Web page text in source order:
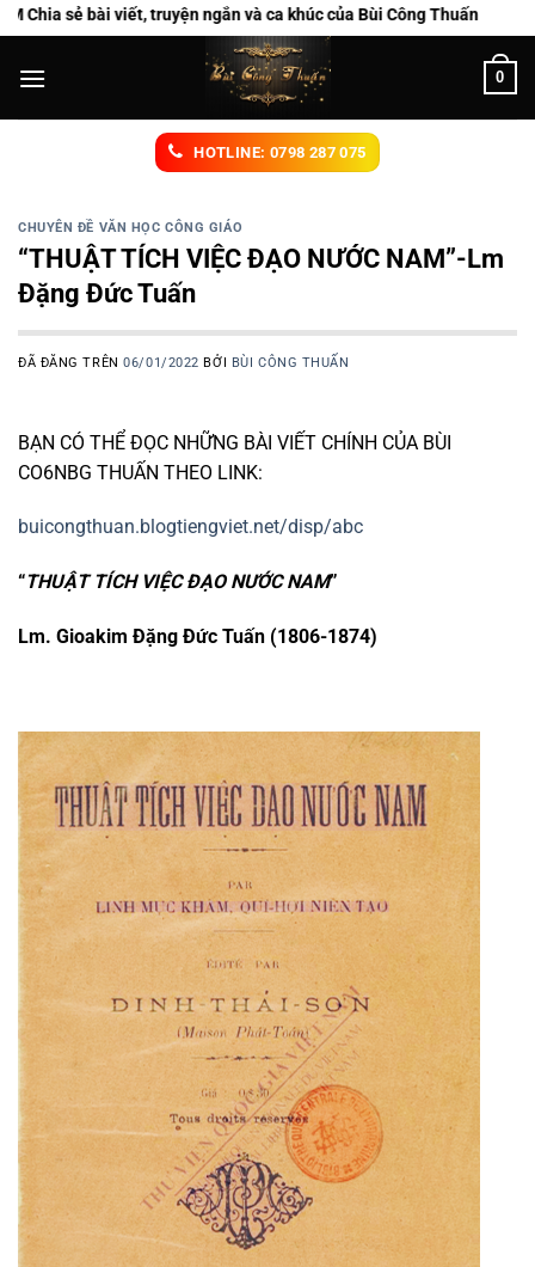
Chuyển
đến
nội
viết, truyện ngắn và ca khúc của Bùi Công Thuấn
0
HOTLINE: 0798 287 075
CHUYÊN ĐỀ VĂN HỌC CÔNG GIÁO
“THUẬT TÍCH VIỆC ĐẠO NƯỚC NAM”-Lm
Đặng Đức Tuấn
ĐÃ ĐĂNG TRÊN06/01/2022 BỞI BÙI CÔNG THUẤN
BẠN CÓ THỂ ĐỌC NHỮNG BÀI VIẾT CHÍNH CỦA BÙI
CO6NBG THUẤN THEO LINK:
buicongthuan.blogtiengviet.net/disp/abc
“THUẬT TÍCH VIỆC ĐẠO NƯỚC NAM”
Lm. Gioakim Đặng Đức Tuấn (1806-1874)